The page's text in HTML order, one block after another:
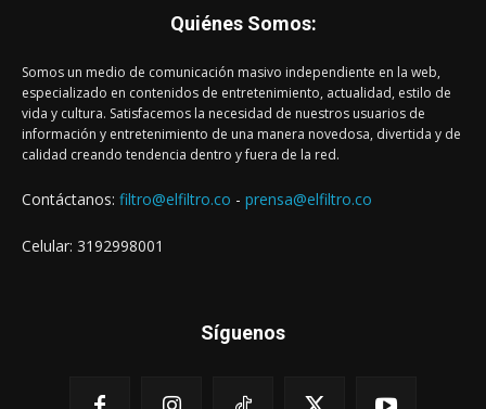
Quiénes Somos:
Somos un medio de comunicación masivo independiente en la web,
especializado en contenidos de entretenimiento, actualidad, estilo de
vida y cultura. Satisfacemos la necesidad de nuestros usuarios de
información y entretenimiento de una manera novedosa, divertida y de
calidad creando tendencia dentro y fuera de la red.
Contáctanos: filtro@elfiltro.co - prensa@elfiltro.co
Celular: 3192998001
Síguenos